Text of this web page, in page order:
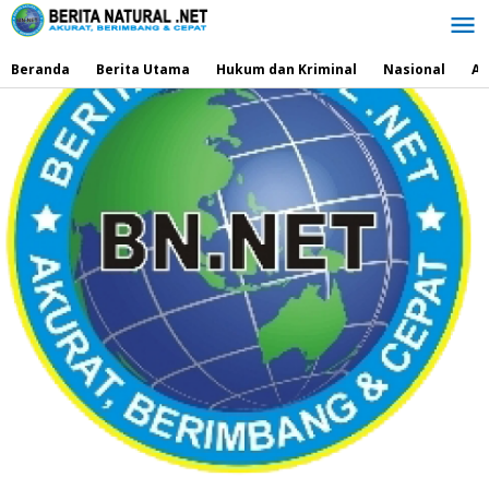
Lewati
ke
Beranda
Berita Utama Hukum dan Kriminal Nasional